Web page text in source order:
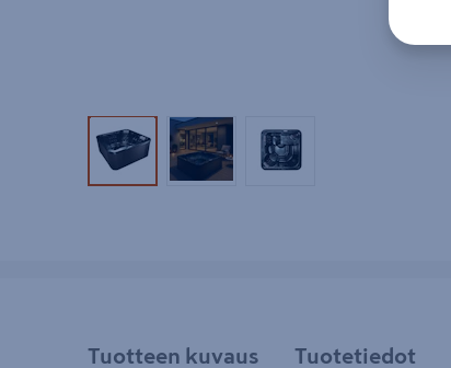
Tuotekuva 1Tuotekuva 2Tuotekuva 3
Tuotteen kuvaus Tuotetiedot